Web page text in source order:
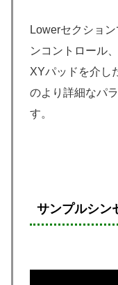
Lowerセクショ
ンコントロール
XYパッドを介し
のより詳細なパ
す。
サンプルシン